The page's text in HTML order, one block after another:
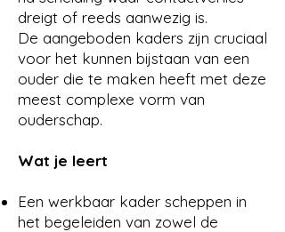
dreigt of reeds aanwezig is.
De aangeboden kaders zijn cruciaal
voor het kunnen bijstaan van een
ouder die te maken heeft met deze
meest complexe vorm van
ouderschap.
Wat je leert
Een werkbaar kader scheppen in
het begeleiden van zowel de